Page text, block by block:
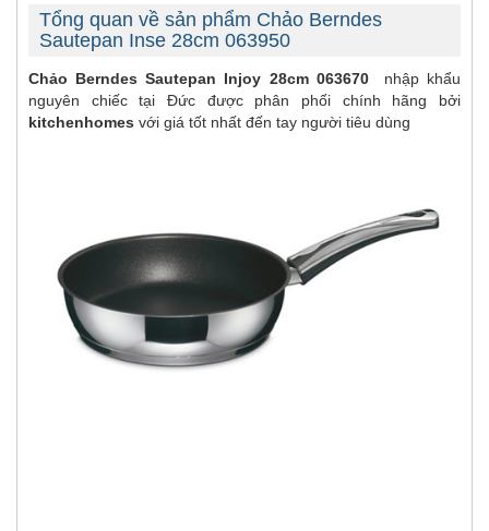
Tổng quan về sản phẩm Chảo Berndes
Sautepan Inse 28cm 063950
Chảo Berndes Sautepan Injoy 28cm 063670
nhập khẩu
nguyên chiếc tại Đức được phân phối chính hãng bởi
kitchenhomes với giá tốt nhất đến tay người tiêu dùng